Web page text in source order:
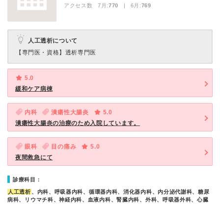
アクセス数 7月:770 | 6月:769
人工透析について
【専門医・資格】 透析専門医
5.0
緩和ケア病棟
内科 潰瘍性大腸炎
5.0
潰瘍性大腸炎の治療のため入院しています。
眼科 目の痛み
5.0
夜間救急にて
診療科目：
人工透析 、内科、呼吸器内科、循環器内科、消化器内科、内分泌代謝科、糖尿
病科、リウマチ科、神経内科、血液内科、腎臓内科、外科、呼吸器外科、心臓